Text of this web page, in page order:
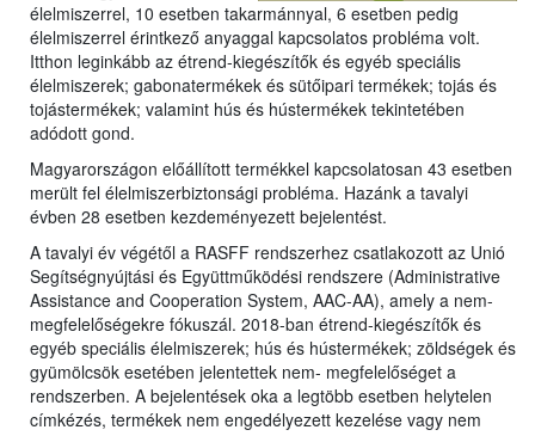
élelmiszerrel, 10 esetben takarmánnyal, 6 esetben pedig
élelmiszerrel érintkező anyaggal kapcsolatos probléma volt.
Itthon leginkább az étrend-kiegészítők és egyéb speciális
élelmiszerek; gabonatermékek és sütőipari termékek; tojás és
tojástermékek; valamint hús és hústermékek tekintetében
adódott gond.
Magyarországon előállított termékkel kapcsolatosan 43 esetben
merült fel élelmiszerbiztonsági probléma. Hazánk a tavalyi
évben 28 esetben kezdeményezett bejelentést.
A tavalyi év végétől a RASFF rendszerhez csatlakozott az Unió
Segítségnyújtási és Együttműködési rendszere (Administrative
Assistance and Cooperation System, AAC-AA), amely a nem-
megfelelőségekre fókuszál. 2018-ban étrend-kiegészítők és
egyéb speciális élelmiszerek; hús és hústermékek; zöldségek és
gyümölcsök esetében jelentettek nem- megfelelőséget a
rendszerben. A bejelentések oka a legtöbb esetben helytelen
címkézés, termékek nem engedélyezett kezelése vagy nem